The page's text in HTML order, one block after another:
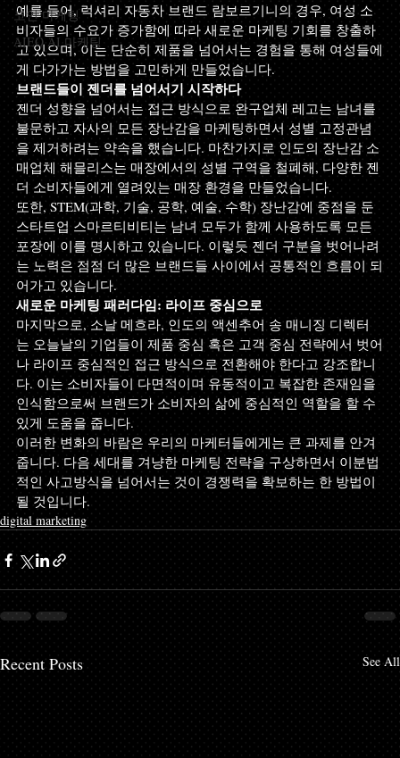
코인 마케팅
AIEO AI 마케팅
예를 들어, 럭셔리 자동차 브랜드 람보르기니의 경우, 여성 소
비자들의 수요가 증가함에 따라 새로운 마케팅 기회를 창출하
고 있으며, 이는 단순히 제품을 넘어서는 경험을 통해 여성들에
게 다가가는 방법을 고민하게 만들었습니다.
브랜드들이 젠더를 넘어서기 시작하다
젠더 성향을 넘어서는 접근 방식으로 완구업체 레고는 남녀를
불문하고 자사의 모든 장난감을 마케팅하면서 성별 고정관념
을 제거하려는 약속을 했습니다. 마찬가지로 인도의 장난감 소
매업체 해믈리스는 매장에서의 성별 구역을 철폐해, 다양한 젠
더 소비자들에게 열려있는 매장 환경을 만들었습니다.
또한, STEM(과학, 기술, 공학, 예술, 수학) 장난감에 중점을 둔
스타트업 스마르티비티는 남녀 모두가 함께 사용하도록 모든
포장에 이를 명시하고 있습니다. 이렇듯 젠더 구분을 벗어나려
는 노력은 점점 더 많은 브랜드들 사이에서 공통적인 흐름이 되
어가고 있습니다.
새로운 마케팅 패러다임: 라이프 중심으로
마지막으로, 소날 메흐라, 인도의 액센추어 송 매니징 디렉터
는 오늘날의 기업들이 제품 중심 혹은 고객 중심 전략에서 벗어
나 라이프 중심적인 접근 방식으로 전환해야 한다고 강조합니
다. 이는 소비자들이 다면적이며 유동적이고 복잡한 존재임을
인식함으로써 브랜드가 소비자의 삶에 중심적인 역할을 할 수
있게 도움을 줍니다.
이러한 변화의 바람은 우리의 마케터들에게는 큰 과제를 안겨
줍니다. 다음 세대를 겨냥한 마케팅 전략을 구상하면서 이분법
적인 사고방식을 넘어서는 것이 경쟁력을 확보하는 한 방법이
될 것입니다.
digital marketing
Recent Posts See All